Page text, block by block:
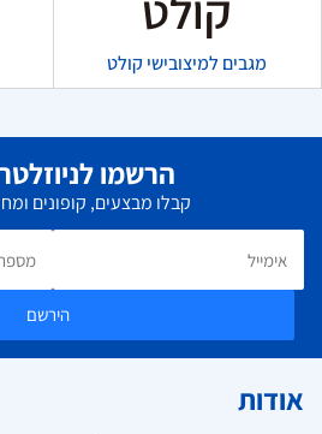
מגבים למיצובישי קולט
הרשמו
קבלו מבצעים, קופונים
הירשם
אודות